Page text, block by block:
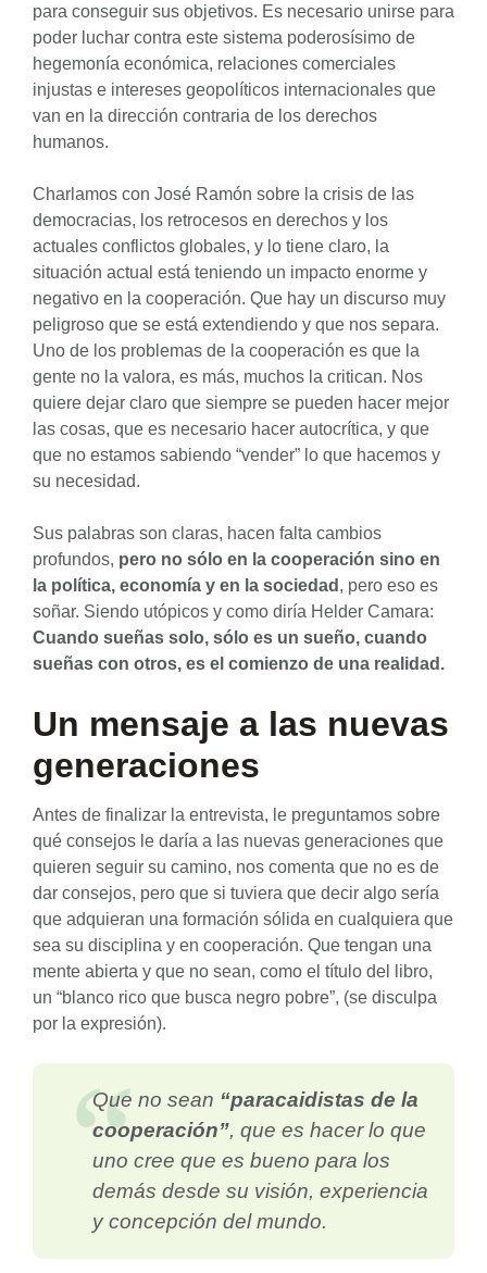
para conseguir sus objetivos. Es necesario unirse para
poder luchar contra este sistema poderosísimo de
hegemonía económica, relaciones comerciales
injustas e intereses geopolíticos internacionales que
van en la dirección contraria de los derechos
humanos.
Charlamos con José Ramón sobre la crisis de las
democracias, los retrocesos en derechos y los
actuales conflictos globales, y lo tiene claro, la
situación actual está teniendo un impacto enorme y
negativo en la cooperación. Que hay un discurso muy
peligroso que se está extendiendo y que nos separa.
Uno de los problemas de la cooperación es que la
gente no la valora, es más, muchos la critican. Nos
quiere dejar claro que siempre se pueden hacer mejor
las cosas, que es necesario hacer autocrítica, y que
que no estamos sabiendo “vender” lo que hacemos y
su necesidad.
Sus palabras son claras, hacen falta cambios
profundos, pero no sólo en la cooperación sino en
la política, economía y en la sociedad , pero eso es
soñar. Siendo utópicos y como diría Helder Camara:
Cuando sueñas solo, sólo es un sueño, cuando
sueñas con otros, es el comienzo de una realidad.
Un mensaje a las nuevas
generaciones
Antes de finalizar la entrevista, le preguntamos sobre
qué consejos le daría a las nuevas generaciones que
quieren seguir su camino, nos comenta que no es de
dar consejos, pero que si tuviera que decir algo sería
que adquieran una formación sólida en cualquiera que
sea su disciplina y en cooperación. Que tengan una
mente abierta y que no sean, como el título del libro,
un “blanco rico que busca negro pobre”, (se disculpa
por la expresión).
Que no sean “paracaidistas de la
cooperación”, que es hacer lo que
uno cree que es bueno para los
demás desde su visión, experiencia
y concepción del mundo.